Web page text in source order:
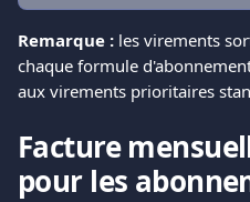
Remarque : les virements
chaque formule
aux virements prioritaires
Facture
pour les